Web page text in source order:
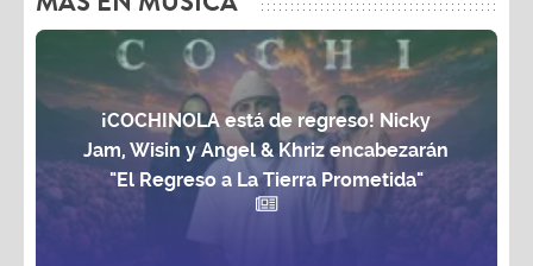
¡COCHINOLA está de regreso! Nicky
Jam, Wisin y Angel & Khriz encabezarán
"El Regreso a La Tierra Prometida"